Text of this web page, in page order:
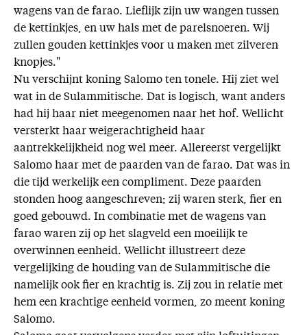
wagens van de farao. Lieflijk zijn uw wangen tussen
de kettinkjes, en uw hals met de parelsnoeren. Wij
zullen gouden kettinkjes voor u maken met zilveren
knopjes."
Nu verschijnt koning Salomo ten tonele. Hij ziet wel
wat in de Sulammitische. Dat is logisch, want anders
had hij haar niet meegenomen naar het hof. Wellicht
versterkt haar weigerachtigheid haar
aantrekkelijkheid nog wel meer. Allereerst vergelijkt
Salomo haar met de paarden van de farao. Dat was in
die tijd werkelijk een compliment. Deze paarden
stonden hoog aangeschreven; zij waren sterk, fier en
goed gebouwd. In combinatie met de wagens van
farao waren zij op het slagveld een moeilijk te
overwinnen eenheid. Wellicht illustreert deze
vergelijking de houding van de Sulammitische die
namelijk ook fier en krachtig is. Zij zou in relatie met
hem een krachtige eenheid vormen, zo meent koning
Salomo.